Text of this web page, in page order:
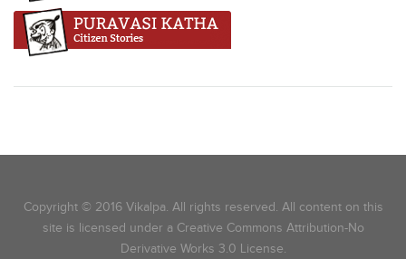
Copyright © 2016 Vikalpa. All rights reserved. All content on this
site is licensed under a Creative Commons Attribution-No
Derivative Works 3.0 License.